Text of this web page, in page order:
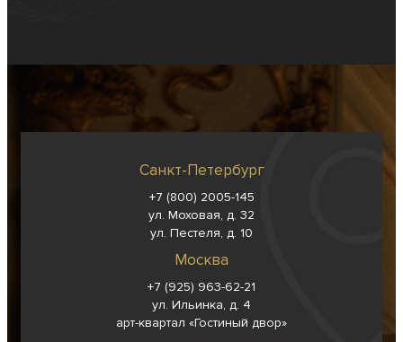
Санкт-Петербург
+7 (800) 2005-145
ул. Моховая, д. 32
ул. Пестеля, д. 10
Москва
+7 (925) 963-62-21
ул. Ильинка, д. 4
арт-квартал «Гостиный двор»